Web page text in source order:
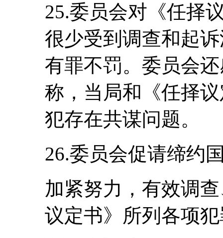
25.委员会对《任择
很少受到调查和起
有罪不罚。委员会
称，当局和《任择
犯存在共谋问题。
26.委员会促请缔约
加紧努力，有效调
议定书》所列各项